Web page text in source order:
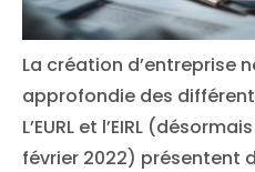
La création d’entreprise
approfondie des
L’EURL et l’EIRL
février 2022) présentent